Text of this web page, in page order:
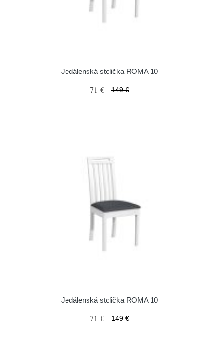
Jedálenská stolička ROMA 10
71 € 149 €
Jedálenská stolička ROMA 10
71 € 149 €